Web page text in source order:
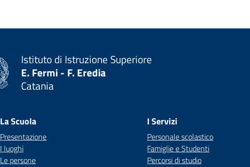
Istituto di Istruzione Superiore
E. Fermi - F. Eredia
Catania
La Scuola
Presentazione
I luoghi
Le persone
I Servizi
Personale scolastico
Famiglie e Studenti
Percorsi di studio